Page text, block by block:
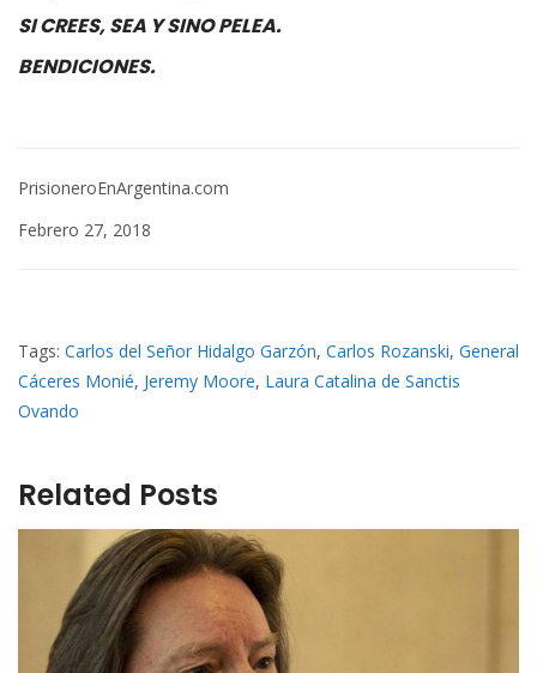
SI CREES, SEA Y SINO PELEA.
BENDICIONES.
PrisioneroEnArgentina.com
Febrero 27, 2018
Tags: Carlos del Señor Hidalgo Garzón, Carlos Rozanski, General
Cáceres Monié, Jeremy Moore, Laura Catalina de Sanctis
Ovando
Related Posts